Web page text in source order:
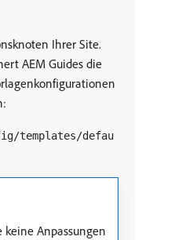
Ihrer Site.
AEM Guides die
templates/defau
keine Anpassungen